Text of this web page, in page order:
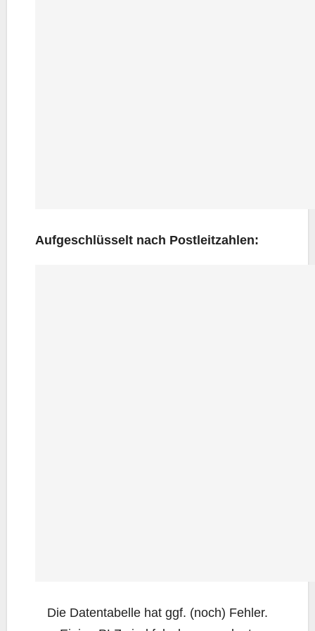
Auf­ge­schlüs­selt nach Postleitzahlen:
Die Daten­ta­bel­le hat ggf. (noch) Feh­ler.